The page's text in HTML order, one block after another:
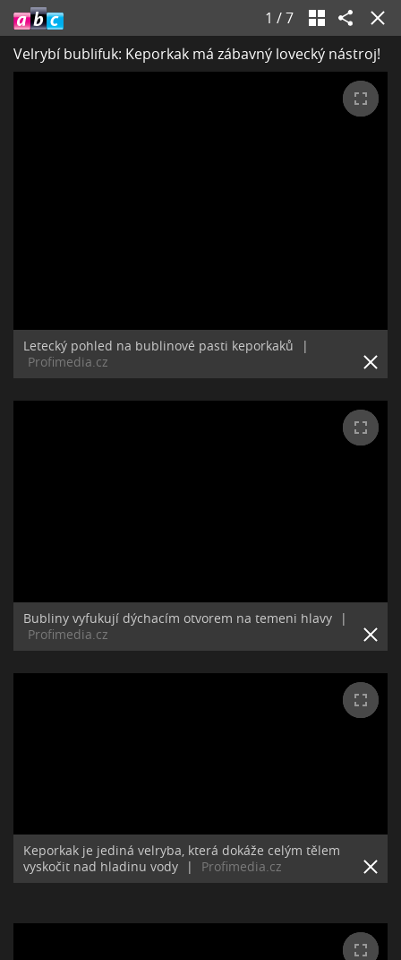
1 /7
Velrybí bublifuk: Keporkak má zábavný lovecký nástroj!
Letecký pohled na bublinové pasti keporkaků
|
Profimedia.cz
Bubliny vyfukují dýchacím otvorem na temeni hlavy
|
Profimedia.cz
Keporkak je jediná velryba, která dokáže celým tělem
vyskočit nad hladinu vody
| Profimedia.cz